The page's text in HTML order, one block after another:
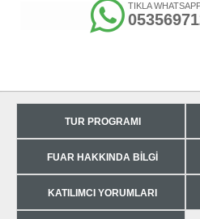
TIKLA
TUR PROGRAMI
FUAR HAKKINDA BILGI
KATILIMCI YORUMLARI